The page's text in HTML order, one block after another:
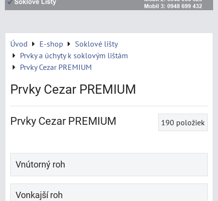
Úvod E-shop
Soklové lišty
Prvky a úchyty k soklovým lištám
Prvky Cezar PREMIUM
Prvky Cezar PREMIUM
Prvky Cezar PREMIUM 190 položiek
Vnútorný roh
Vonkajší roh